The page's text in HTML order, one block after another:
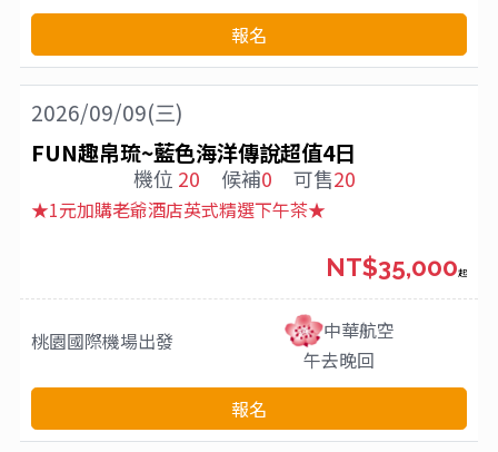
報名
2026/09/09(三)
FUN趣帛琉~藍色海洋傳說超值4日
機位 20 候補0 可售20
★1元加購老爺酒店英式精選下午茶★
桃園國際機場出發
中華航空
午去晚回
NT$35,000起
報名